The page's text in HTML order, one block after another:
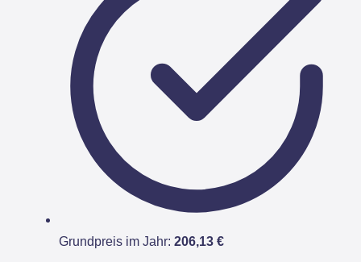
Grundpreis im Jahr: 206,13 €